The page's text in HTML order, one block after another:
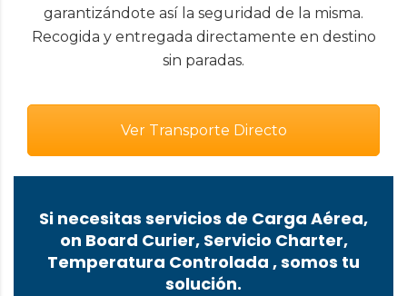
garantizándote así la seguridad de la misma.
Recogida y entregada directamente en destino
sin paradas.
Ver Transporte Directo
Si necesitas servicios de Carga Aérea,
on Board Curier, Servicio Charter,
Temperatura Controlada , somos tu
solución.